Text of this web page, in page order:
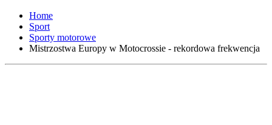
Home
Sport
Sporty motorowe
Mistrzostwa Europy w Motocrossie - rekordowa frekwencja